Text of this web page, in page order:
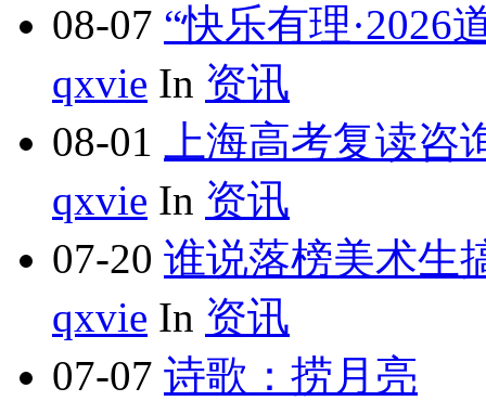
08-07 “快乐有理·2026
qxvie In 资讯
08-01
上海高考复读
qxvie In 资讯
07-20 谁说落榜美术生
qxvie In 资讯
07-07 诗歌：捞月亮